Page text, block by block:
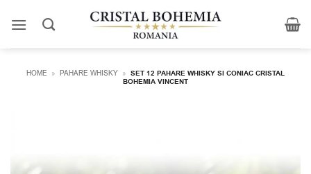
HOME » PAHARE WHISKY » SET 12 PAHARE WHISKY SI CONIAC CRISTAL
BOHEMIA VINCENT